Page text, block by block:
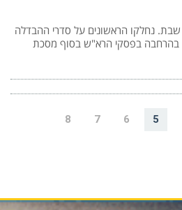
נחלקו הראשונים על סדרי ההבדלה
בהרחבה בפסקי הרא"ש בסוף מסכת
5
6
7
8